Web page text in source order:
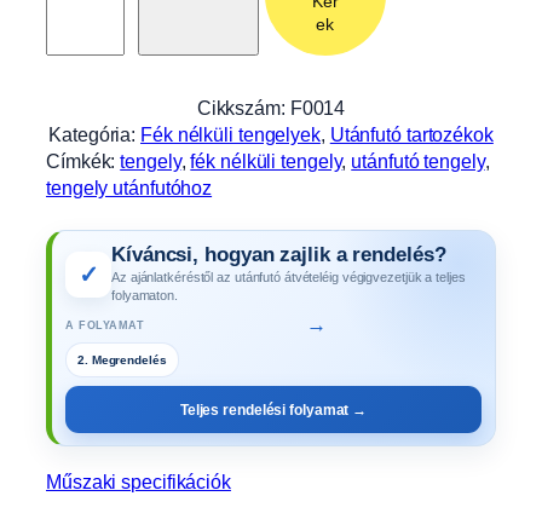
i
t
n
A
1
ek
Cikkszám: F0014
Kategória: Fék nélküli tengelyek, Utánfutó tartozékok
Címkék:tengely, fék nélküli tengely, utánfutó tengely
tengely utánfutóhoz
✓
Kíváncsi, hogyan zajlik a rendelés?
Az ajánlatkéréstől az utánfutó átvételéig végigvezetjük a teljes
folyamaton.
A FOLYAMAT →
3. Gyártás
Teljes rendelési folyamat →
Műszaki specifikációk